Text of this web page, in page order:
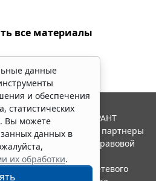
все материалы
данные
и обеспечения
статистических
Вы можете
данных в
их обработки.
2026. Система ГАРАНТ
Компания "Гарант" и ее партнеры
ассоциации правовой
в качестве сетевого